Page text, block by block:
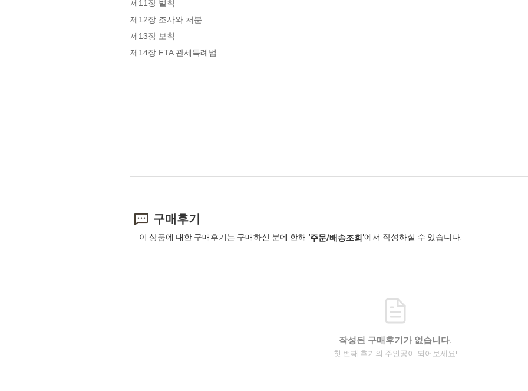
제11장 벌칙
제12장 조사와 처분
제13장 보칙
제14장 FTA 관세특례법
구매후기
이 상품에 대한 구매후기는 구매하신 분에 한해 '주문/배송조회'에서 작성하실 수 있습니다.
작성된 구매후기가 없습니다.
첫 번째 후기의 주인공이 되어보세요!